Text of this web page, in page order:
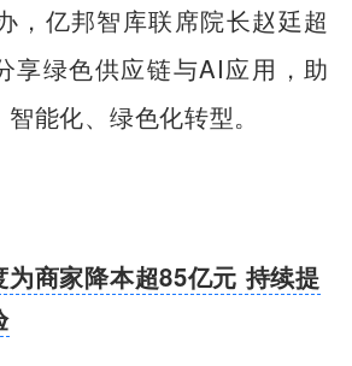
，亿邦智库联席院长赵廷超
享绿色供应链与AI应用，助
能化、绿色化转型。
商家降本超85亿元 持续提